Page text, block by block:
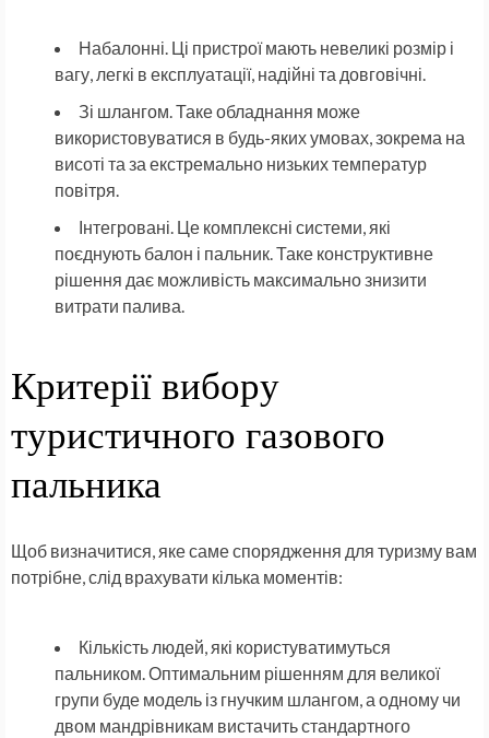
Набалонні. Ці пристрої мають невеликі розмір і
вагу, легкі в експлуатації, надійні та довговічні.
Зі шлангом. Таке обладнання може
використовуватися в будь-яких умовах, зокрема на
висоті та за екстремально низьких температур
повітря.
Інтегровані. Це комплексні системи, які
поєднують балон і пальник. Таке конструктивне
рішення дає можливість максимально знизити
витрати палива.
Критерії вибору
туристичного газового
пальника
Щоб визначитися, яке самеспорядження для туризму вам
потрібне, слід врахувати кілька моментів:
Кількість людей, які користуватимуться
пальником. Оптимальним рішенням для великої
групи буде модель із гнучким шлангом, а одному чи
двом мандрівникам вистачить стандартного